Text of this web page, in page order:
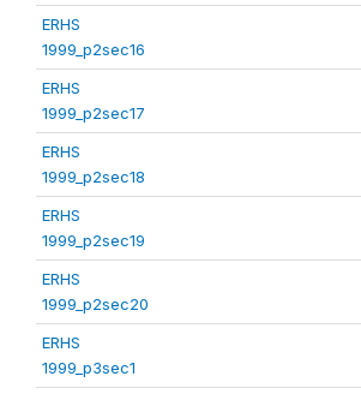
ERHS
1999_p2sec16
ERHS
1999_p2sec17
ERHS
1999_p2sec18
ERHS
1999_p2sec19
ERHS
1999_p2sec20
ERHS
1999_p3sec1